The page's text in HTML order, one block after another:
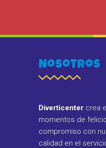
Nosotros
Diverticenter crea
momentos de
compromiso con
calidad en el